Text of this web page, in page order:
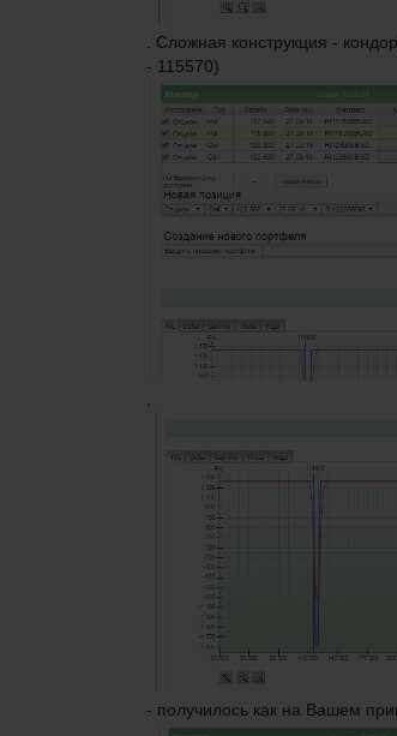
. Сложная конструкция -
- 115570)
- получилось как на Вашем